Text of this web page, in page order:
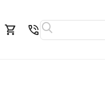
السلة قائمة المفضلة